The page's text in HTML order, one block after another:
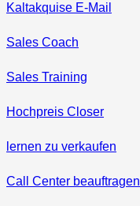
Kaltakquise E-Mail
Sales Coach
Sales Training
Hochpreis Closer
lernen zu verkaufen
Call Center beauftragen